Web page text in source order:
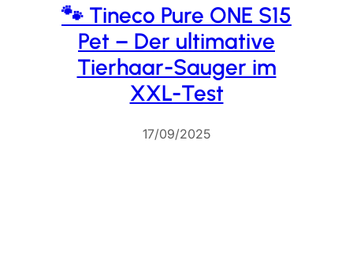
🐾 Tineco Pure ONE S15
Pet – Der ultimative
Tierhaar-Sauger im
XXL-Test
17/09/2025